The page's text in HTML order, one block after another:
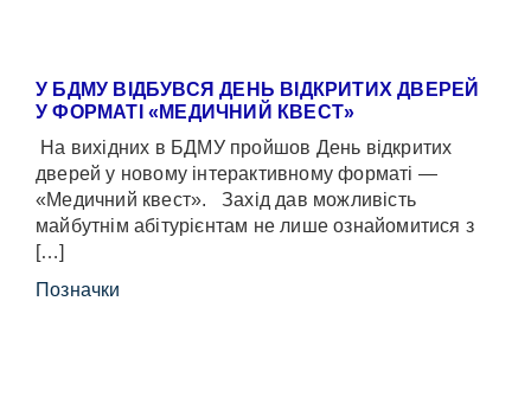
У БДМУ ВІДБУВСЯ ДЕНЬ ВІДКРИТИХ ДВЕРЕЙ
У ФОРМАТІ «МЕДИЧНИЙ КВЕСТ»
На вихідних в БДМУ пройшов День відкритих
дверей у новому інтерактивному форматі —
«Медичний квест». Захід дав можливість
майбутнім абітурієнтам не лише ознайомитися з
[…]
Позначки